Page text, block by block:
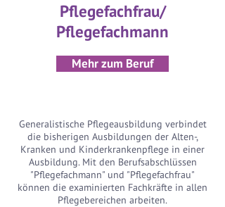
Pflegefachfrau/
Pflegefachmann
Mehr zum Beruf
Generalistische Pflegeausbildung verbindet
die bisherigen Ausbildungen der Alten-,
Kranken und Kinderkrankenpflege in einer
Ausbildung. Mit den Berufsabschlüssen
"Pflegefachmann" und "Pflegefachfrau"
können die examinierten Fachkräfte in allen
Pflegebereichen arbeiten.